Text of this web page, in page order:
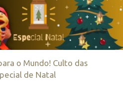
o Mundo! Culto das
de Natal